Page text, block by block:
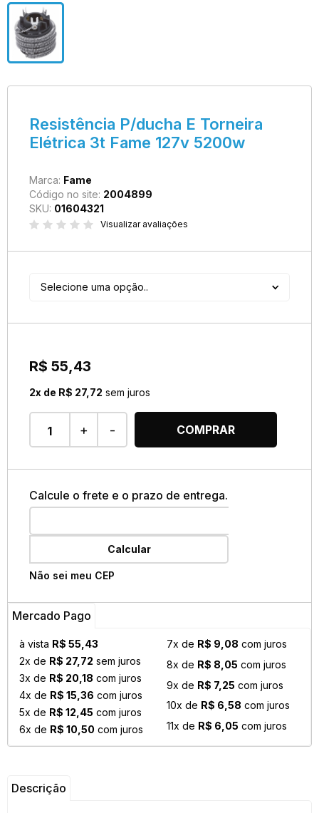
Resistência P/ducha E Torneira
Elétrica 3t Fame 127v 5200w
Marca: Fame
Código no site: 2004899
SKU: 01604321
Visualizar avaliações
Selecione uma opção..
R$ 55,43
2x de R$ 27,72 sem juros
+ - COMPRAR
Calcule o frete e o prazo de entrega.
Calcular
Não sei meu CEP
Mercado Pago
à vista R$ 55,43
2x de R$ 27,72 sem juros
3x de R$ 20,18 com juros
4x de R$ 15,36 com juros
5x de R$ 12,45 com juros
6x de R$ 10,50 com juros
7x de R$ 9,08 com juros
8x de R$ 8,05 com juros
9x de R$ 7,25 com juros
10x de R$ 6,58 com juros
11x de R$ 6,05 com juros
Descrição